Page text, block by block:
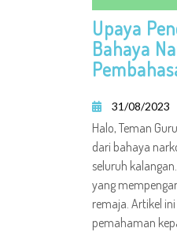
Upaya
Bahaya
31/08/2023
Halo, Teman
dari bahaya
seluruh
yang
remaja. Artikel
pemahaman